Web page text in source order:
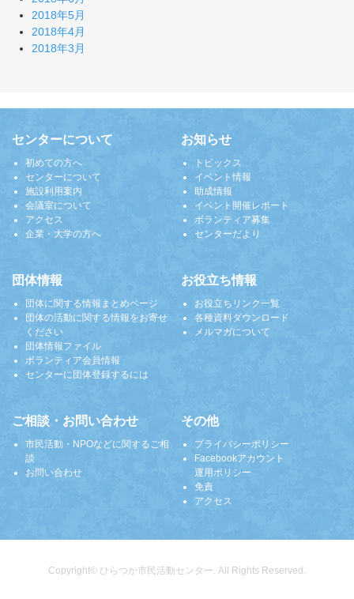
2018年5月
2018年4月
2018年3月
センターについて
初めての方へ
センターについて
施設利用案内
会議室について
アクセス
企業・大学の方へ
お知らせ
トピックス
イベント情報
助成情報
イベント開催レポート
ボランティア募集
センターだより
団体情報
団体に関する情報まとめページ
団体の活動に関する情報をお寄せ
ください
団体情報ファイル
ボランティア会員情報
センターに団体登録するには
お役立ち情報
お役立ちリンク一覧
各種資料ダウンロード
メルマガについて
ご相談・お問い合わせ
市民活動・NPOなどに関するご相
談
お問い合わせ
その他
プライバシーポリシー
Facebookアカウント
運用ポリシー
免責
アクセス
Copyright© ひらつか市民活動センター. All Rights Reserved.